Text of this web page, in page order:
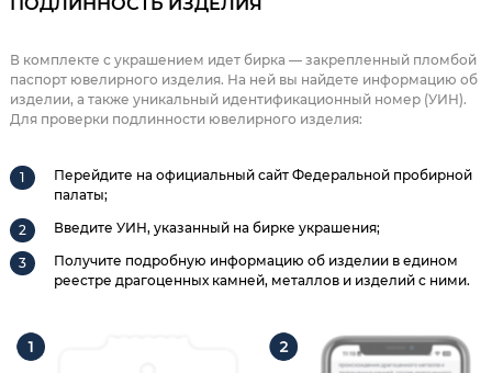
В комплекте с украшением идет бирка — закрепленный пломбой
паспорт ювелирного изделия. На ней вы найдете информацию об
изделии, а также уникальный идентификационный номер (УИН).
Для проверки подлинности ювелирного изделия:
Перейдите на официальный сайт Федеральной пробирной
палаты;
Введите УИН, указанный на бирке украшения;
Получите подробную информацию об изделии в едином
реестре драгоценных камней, металлов и изделий с ними.